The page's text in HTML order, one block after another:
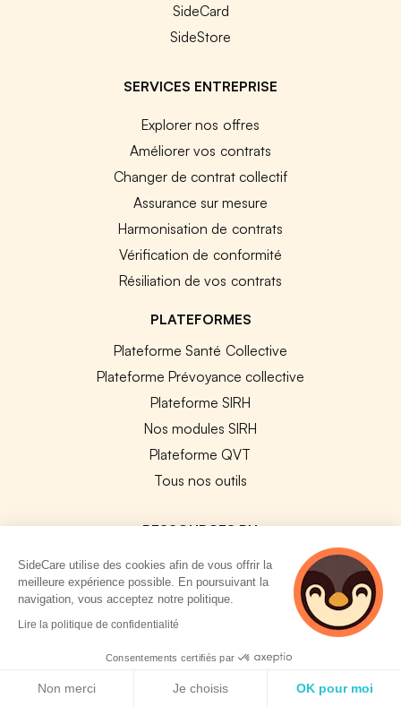
SideCard
SideStore
SERVICES ENTREPRISE
Explorer nos offres
Améliorer vos contrats
Changer de contrat collectif
Assurance sur mesure
Harmonisation de contrats
Vérification de conformité
Résiliation de vos contrats
PLATEFORMES
Plateforme Santé Collective
Plateforme Prévoyance collective
Plateforme SIRH
Nos modules SIRH
Plateforme QVT
Tous nos outils
RESSOURCES RH
Notre Blog
Modèles de documents
Guides Entreprises
Base des métiers
SideCare utilise des cookies afin de vous offrir la
meilleure expérience possible. En poursuivant la
navigation, vous acceptez notre politique.
Lire la politique de confidentialité
Consentements certifiés par
Non merci Je choisis OK pour moi
2 personnes
consultent
actuellement cette